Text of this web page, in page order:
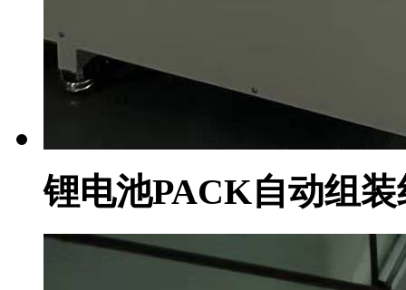
锂电池PACK自动组装